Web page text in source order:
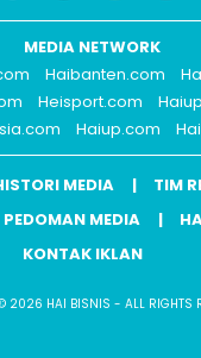
MEDIA NETWORK
Haibanten.com
Heisport.com
Haiup.com
MEDIA
TIM
PEDOMAN MEDIA
KONTAK IKLAN
2026 HAI BISNIS - ALL RIGHTS